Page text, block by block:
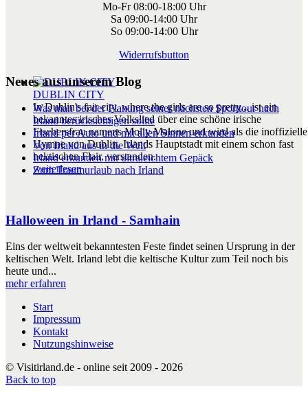
DUBLIN CITY
In Dublin's fair city, where the girls are so pretty... ist ein
bekanntes irisches Volkslied über eine schöne irische
Fischersfrau namens Molly Malone und wird als die inoffizielle
Hymne von Dublin, Irlands Hauptstadt mit einem schon fast
hektischen Flair, verstanden.
weiterlesen
Mo-Fr 08:00-18:00 Uhr
Sa 09:00-14:00 Uhr
So 09:00-14:00 Uhr
Widerrufsbutton
Neues aus unserem Blog
Was man bei der Planung seiner nächsten Sporttour nach
Irland berücksichtigen sollte
Irland per Auto und mit allen Sinnen erkunden
Von Irland aus in die Welt
Irland erkunden mit ultraleichtem Gepäck
Zum Traumurlaub nach Irland
Halloween in Irland - Samhain
Eins der weltweit bekanntesten Feste findet seinen Ursprung in der
keltischen Welt. Irland lebt die keltische Kultur zum Teil noch bis
heute und...
mehr erfahren
Start
Impressum
Kontakt
Nutzungshinweise
© Visitirland.de - online seit 2009 - 2026
Back to top